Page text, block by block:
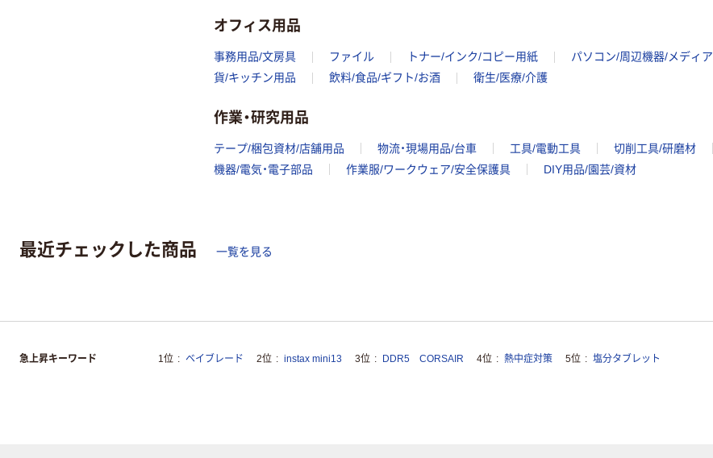
オフィス用品
事務用品/文房具 ファイル トナー/インク/コピー用紙 パソコン/周辺機器/メディア
貨/キッチン用品
飲料/食品/ギフト/お酒 衛生/医療/介護
作業・研究用品
テープ/梱包資材/店舗用品 物流・現場用品/台車 工具/電動工具 切削工具/研磨材
機器/電気・電子部品
作業服/ワークウェア/安全保護具 DIY用品/園芸/資材
最近チェックした商品 一覧を見る
急上昇キーワード 1位 ベイブレード 2位 instax mini13 3位 DDR5 CORSAIR 4位 熱中症対策 5位 塩分タブレット